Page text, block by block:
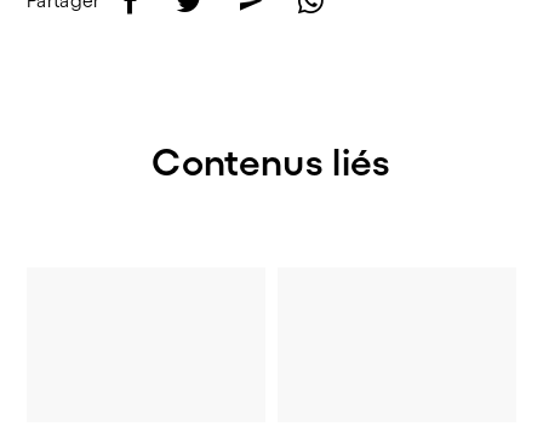
Contenus liés